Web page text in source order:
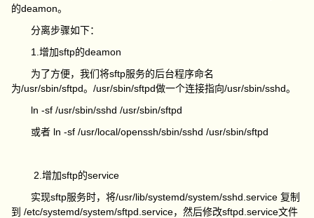
的deamon。
分离步骤如下：
1.增加sftp的deamon
为了方便，我们将sftp服务的后台程序命名
为/usr/sbin/sftpd。/usr/sbin/sftpd做一个连接指向/usr/sbin/sshd。
ln -sf /usr/sbin/sshd /usr/sbin/sftpd
或者 ln -sf /usr/local/openssh/sbin/sshd /usr/sbin/sftpd
2.增加sftp的service
实现sftp服务时，将/usr/lib/systemd/system/sshd.service 复制
到 /etc/systemd/system/sftpd.service，然后修改sftpd.service文件